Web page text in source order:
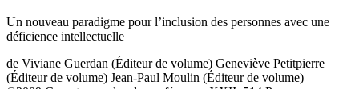
Un nouveau paradigme pour l’inclusion des personnes avec une
déficience intellectuelle
de Viviane Guerdan (Éditeur de volume) Geneviève Petitpierre
(Éditeur de volume) Jean-Paul Moulin (Éditeur de volume)